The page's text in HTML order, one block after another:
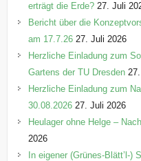
erträgt die Erde? 27. Juli
Bericht über die
am 17.7.26 27. Juli 2026
Herzliche Einladung zum
Gartens der TU Dresden
Herzliche Einladung zum
30.08.2026 27. Juli 2026
Heulager ohne Helge –
2026
In eigener (Grünes-Blätt’l-)